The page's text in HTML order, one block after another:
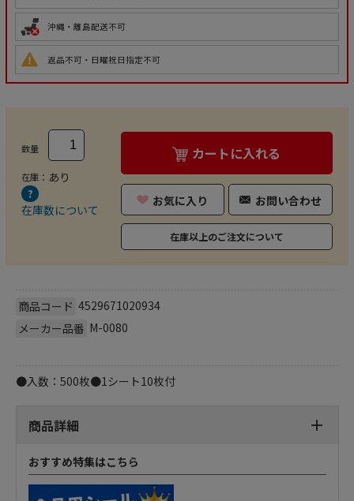
沖縄・離島配送不可
返品不可・日曜祝日指定不可
数量
在庫： あり
在庫数について
カートに入れる
お気に入り お問い合わせ
在庫以上のご注文について
商品コード 4529671020934
メーカー品番 M-0080
●入数：500枚●1シート10枚付
商品詳細
おすすめ特集はこちら